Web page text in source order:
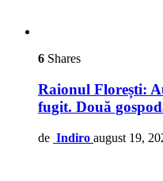
6 Shares
Raionul Florești:
fugit. Două
de Indiro august 19,